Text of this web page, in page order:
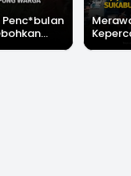
Penc*bulan